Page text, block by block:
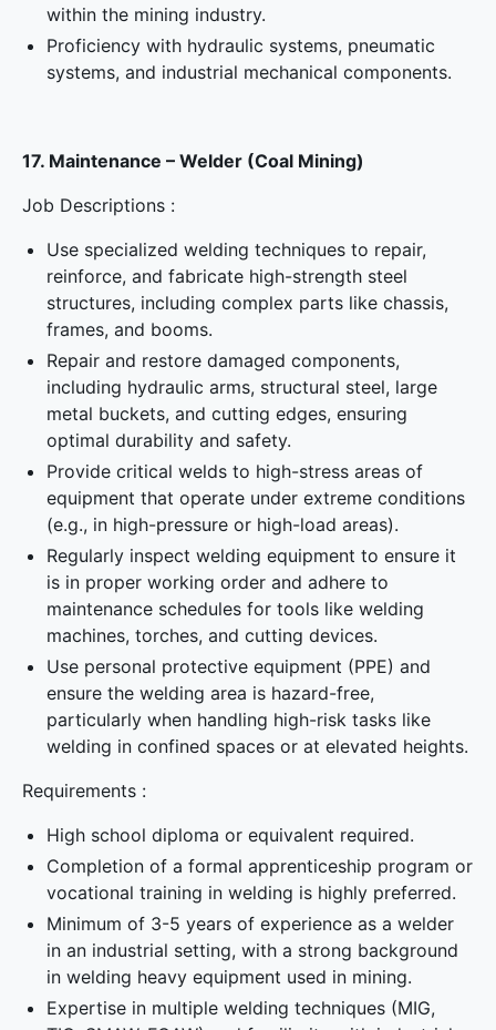
within the mining industry.
Proficiency with hydraulic systems, pneumatic
systems, and industrial mechanical components.
17. Maintenance – Welder (Coal Mining)
Job Descriptions :
Use specialized welding techniques to repair,
reinforce, and fabricate high-strength steel
structures, including complex parts like chassis,
frames, and booms.
Repair and restore damaged components,
including hydraulic arms, structural steel, large
metal buckets, and cutting edges, ensuring
optimal durability and safety.
Provide critical welds to high-stress areas of
equipment that operate under extreme conditions
(e.g., in high-pressure or high-load areas).
Regularly inspect welding equipment to ensure it
is in proper working order and adhere to
maintenance schedules for tools like welding
machines, torches, and cutting devices.
Use personal protective equipment (PPE) and
ensure the welding area is hazard-free,
particularly when handling high-risk tasks like
welding in confined spaces or at elevated heights.
Requirements :
High school diploma or equivalent required.
Completion of a formal apprenticeship program or
vocational training in welding is highly preferred.
Minimum of 3-5 years of experience as a welder
in an industrial setting, with a strong background
in welding heavy equipment used in mining.
Expertise in multiple welding techniques (MIG,